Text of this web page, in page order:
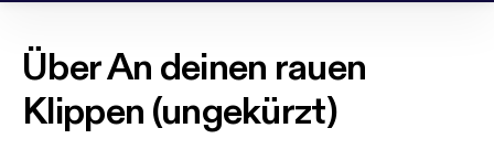
ÜberAn deinen rauen
Klippen (ungekürzt)